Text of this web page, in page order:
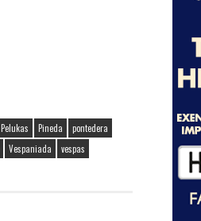
Pelukas Pineda
pontedera
Vespaniada vespas